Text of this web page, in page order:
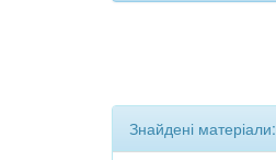
Знайдені матеріали: